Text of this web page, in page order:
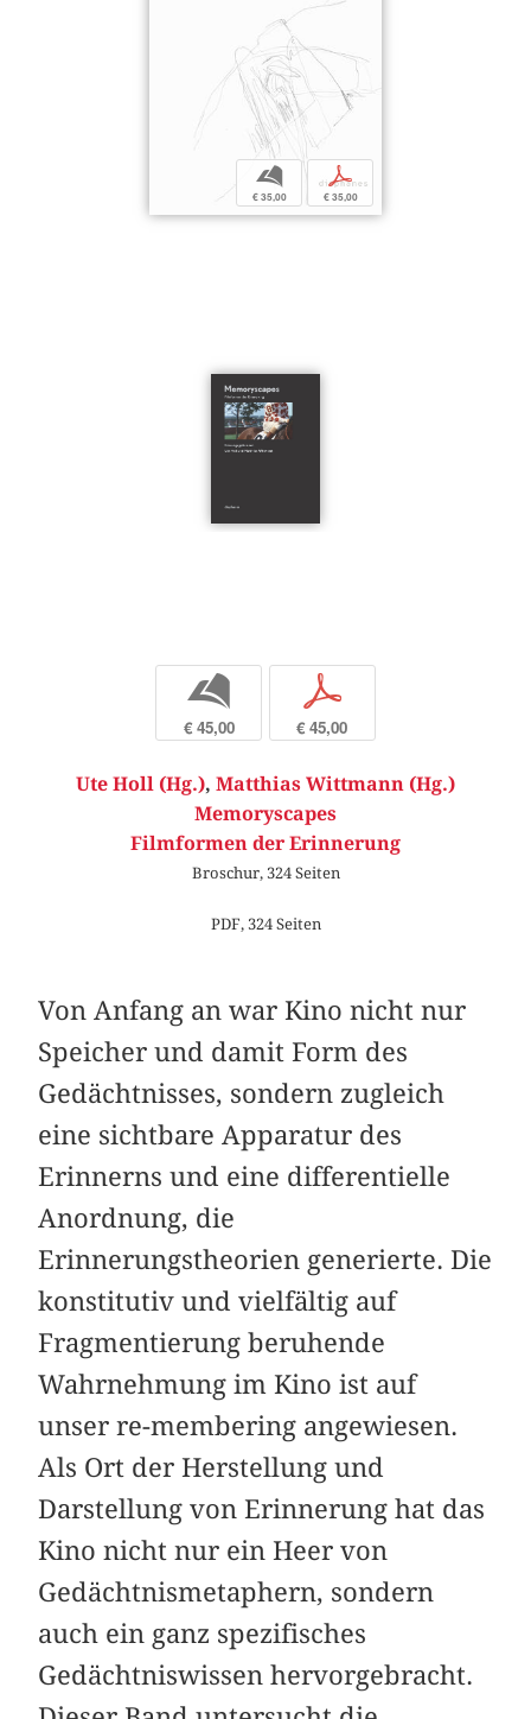
b
€ 35,00
p
€ 35,00
b
€ 45,00
p
€ 45,00
Ute Holl (Hg.), Matthias Wittmann (Hg.)
Memoryscapes
Filmformen der Erinnerung
Broschur, 324 Seiten
PDF, 324 Seiten
Von Anfang an war Kino nicht nur
Speicher und damit Form des
Gedächtnisses, sondern zugleich
eine sichtbare Apparatur des
Erinnerns und eine differentielle
Anordnung, die
Erinnerungstheorien generierte. Die
konstitutiv und vielfältig auf
Fragmentierung beruhende
Wahrnehmung im Kino ist auf
unser re-membering angewiesen.
Als Ort der Herstellung und
Darstellung von Erinnerung hat das
Kino nicht nur ein Heer von
Gedächtnismetaphern, sondern
auch ein ganz spezifisches
Gedächtniswissen hervorgebracht.